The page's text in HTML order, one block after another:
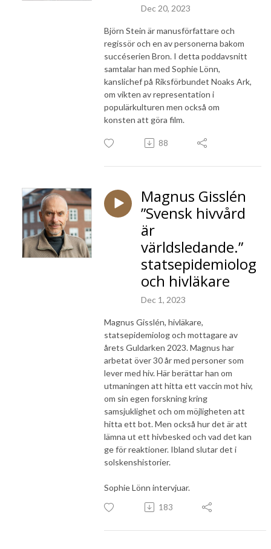
Dec 20, 2023
Björn Stein är manusförfattare och
regissör och en av personerna bakom
succéserien Bron. I detta poddavsnitt
samtalar han med Sophie Lönn,
kanslichef på Riksförbundet Noaks Ark,
om vikten av representation i
populärkulturen men också om
konsten att göra film.
88
Magnus Gisslén
”Svensk hivvård
är
världsledande.”
statsepidemiolog
och hivläkare
Dec 1, 2023
Magnus Gisslén, hivläkare,
statsepidemiolog och mottagare av
årets Guldarken 2023. Magnus har
arbetat över 30 år med personer som
lever med hiv. Här berättar han om
utmaningen att hitta ett vaccin mot hiv,
om sin egen forskning kring
samsjuklighet och om möjligheten att
hitta ett bot. Men också hur det är att
lämna ut ett hivbesked och vad det kan
ge för reaktioner. Ibland slutar det i
solskenshistorier.
Sophie Lönn intervjuar.
183